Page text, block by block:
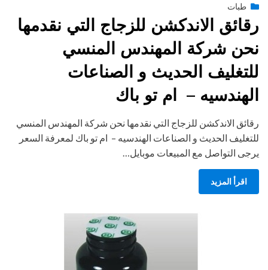
engmansyPosted
يناير 28, 2015
طبات
رقائق الاندكشن للزجاج التي نقدمها
نحن شركة المهندس المنسي
للتغليف الحديث و الصناعات
الهندسيه – ام تو باك
رقائق الاندكشن للزجاج التي نقدمها نحن شركة المهندس المنسي
للتغليف الحديث و الصناعات الهندسيه – ام تو باك لمعرفة السعر
يرجى التواصل مع المبيعات موبايل…
اقرأ المزيد